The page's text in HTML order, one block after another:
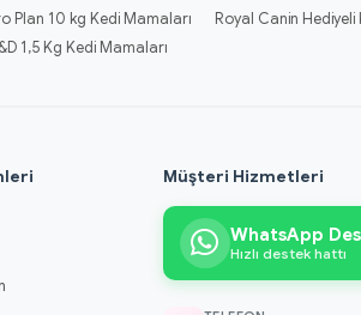
Plan 10 kg Kedi Mamaları
Royal Canin
1,5 Kg Kedi Mamaları
Müşteri Hizmetleri
WhatsApp
Hızlı destek hattı